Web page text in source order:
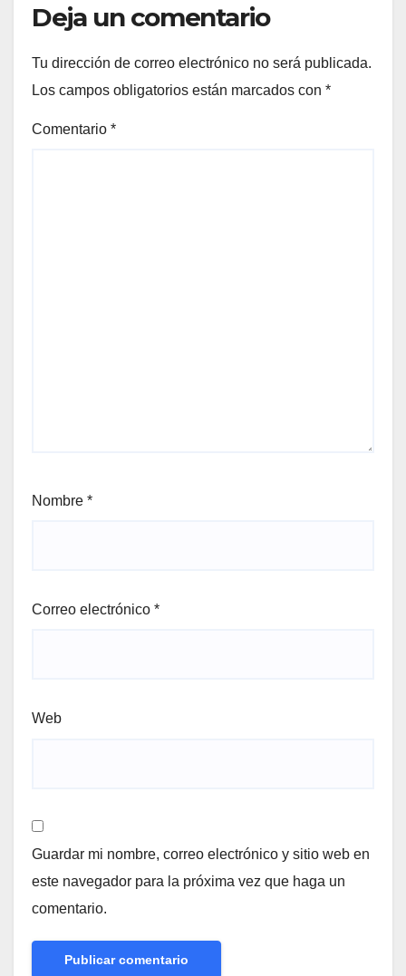
Deja un comentario
Tu dirección de correo electrónico no será publicada.
Los campos obligatorios están marcados con *
Comentario *
Nombre *
Correo electrónico *
Web
Guardar mi nombre, correo electrónico y sitio web en
este navegador para la próxima vez que haga un
comentario.